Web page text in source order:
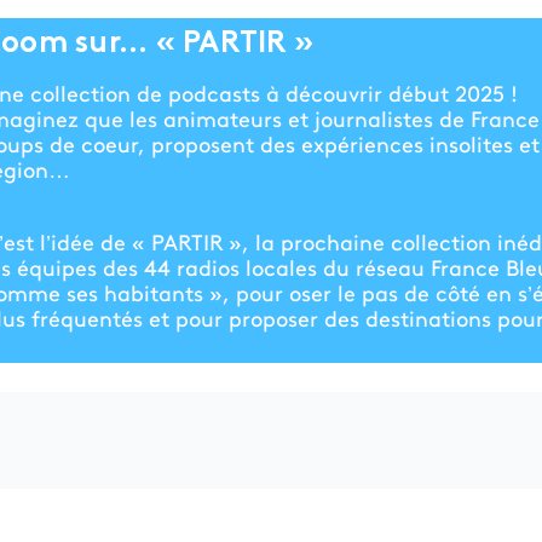
sur… « PARTIR »
collection de podcasts à découvrir début 2025 !
que les animateurs et journalistes de
de coeur, proposent des expériences insolites
l’idée de « PARTIR », la prochaine collection
équipes des 44 radios locales du réseau France
ses habitants », pour oser le pas de côté en
fréquentés et pour proposer des destinations